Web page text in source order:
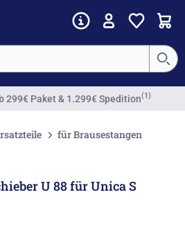
299€ Paket & 1.299€ Spedition(1)
für Brausestangen
U 88 für Unica S